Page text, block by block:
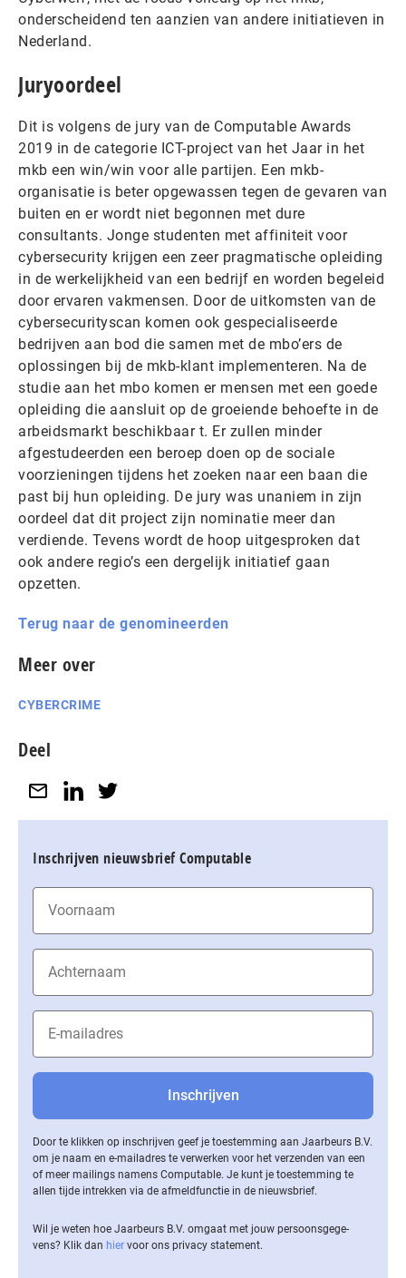
onderscheidend ten aanzien van andere initiatieven in
Nederland.
Juryoordeel
Dit is volgens de jury van de Computable Awards
2019 in de categorie ICT-project van het Jaar in het
mkb een win/win voor alle partijen. Een mkb-
organisatie is beter opgewassen tegen de gevaren van
buiten en er wordt niet begonnen met dure
consultants. Jonge studenten met affiniteit voor
cybersecurity krijgen een zeer pragmatische opleiding
in de werkelijkheid van een bedrijf en worden begeleid
door ervaren vakmensen. Door de uitkomsten van de
cybersecurityscan komen ook gespecialiseerde
bedrijven aan bod die samen met de mbo’ers de
oplossingen bij de mkb-klant implementeren. Na de
studie aan het mbo komen er mensen met een goede
opleiding die aansluit op de groeiende behoefte in de
arbeidsmarkt beschikbaar t. Er zullen minder
afgestudeerden een beroep doen op de sociale
voorzieningen tijdens het zoeken naar een baan die
past bij hun opleiding. De jury was unaniem in zijn
oordeel dat dit project zijn nominatie meer dan
verdiende. Tevens wordt de hoop uitgesproken dat
ook andere regio’s een dergelijk initiatief gaan
opzetten.
Terug naar de genomineerden
Meer over
CYBERCRIME
Deel
Inschrijven nieuwsbrief Computable
Door te klikken op inschrijven geef je toestemming aan Jaarbeurs B.V.
om je naam en e-mailadres te verwerken voor het verzenden van een
of meer mailings namens Computable. Je kunt je toestemming te
allen tijde intrekken via de af­meld­func­tie in de nieuwsbrief.
Wil je weten hoe Jaarbeurs B.V. omgaat met jouw per­soons­ge­ge­
vens? Klik dan hier voor ons privacy statement.